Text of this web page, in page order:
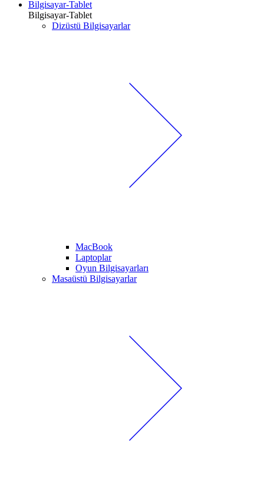
Bilgisayar-Tablet
Bilgisayar-Tablet
Dizüstü Bilgisayarlar
MacBook
Laptoplar
Oyun Bilgisayarları
Masaüstü Bilgisayarlar